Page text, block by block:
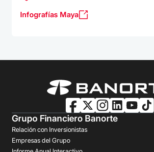
Infografías Maya
Grupo Financiero Banorte
Relación con Inversionistas
Empresas del Grupo